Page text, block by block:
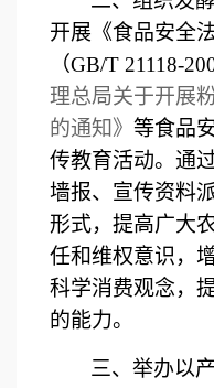
开展《食品安全
（GB/T 21118-
理总局关于开展
的通知》 等食品
传教育活动。 通
墙报、宣传资料
形式，提高广大
任和维权意识 ，
科学消费观念，
的能力。
三、 举办以